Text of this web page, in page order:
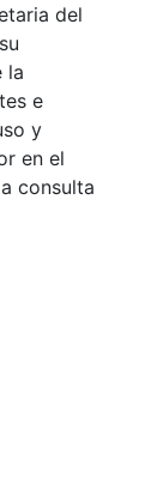
del
la
e
y
en el
consulta